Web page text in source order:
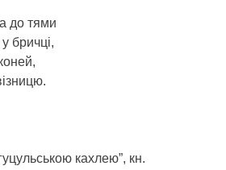
до тями
бричці,
кахлею”, кн.